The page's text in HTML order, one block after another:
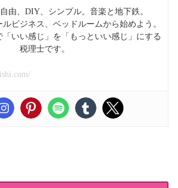
由、DIY、シンプル。音楽と地下鉄。
ビジネス、ベッドルームから始めよう。
「いい感じ」を「もっといい感じ」にする
税理士です。